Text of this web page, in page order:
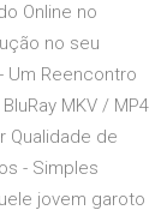
Online no
no seu
Um Reencontro
MKV / MP4
Qualidade de
- Simples
jovem garoto